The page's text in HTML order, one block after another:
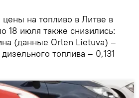
на топливо в Литве в
18 июля также снизились:
(данные Orlen Lietuva) –
топлива – 0,131